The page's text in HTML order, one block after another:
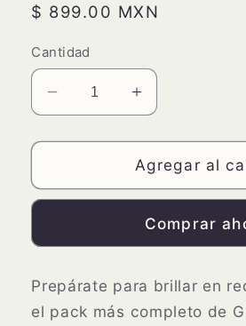
Precio
$ 899.00 MXN
Cantidad
Reducir
cantidad
para
KIT
Honores
Aumentar
cantidad
para
🎓
KIT
#1:
Graduada
Honores
Agregar al
Comprar
Prepárate para brillar en
el pack más completo de